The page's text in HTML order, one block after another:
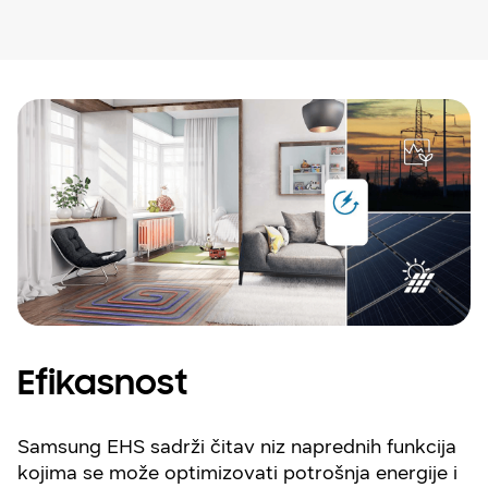
Efikasnost
Samsung EHS sadrži čitav niz naprednih funkcija
kojima se može optimizovati potrošnja energije i